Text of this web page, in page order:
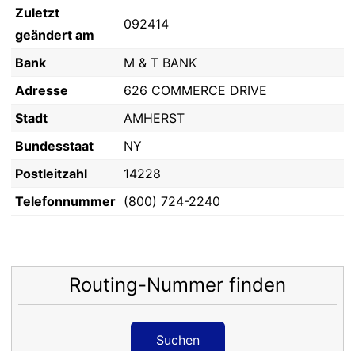
Zuletzt
geändert am
092414
Bank
M & T BANK
Adresse
626 COMMERCE DRIVE
Stadt
AMHERST
Bundesstaat
NY
Postleitzahl
14228
Telefonnummer (800) 724-2240
Routing-Nummer finden
Suchen